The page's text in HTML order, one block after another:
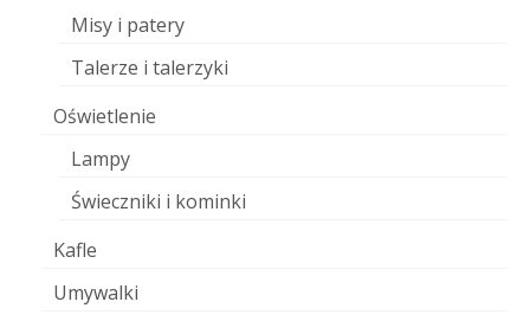
Misy i patery
Talerze i talerzyki
Oświetlenie
Lampy
Świeczniki i kominki
Kafle
Umywalki